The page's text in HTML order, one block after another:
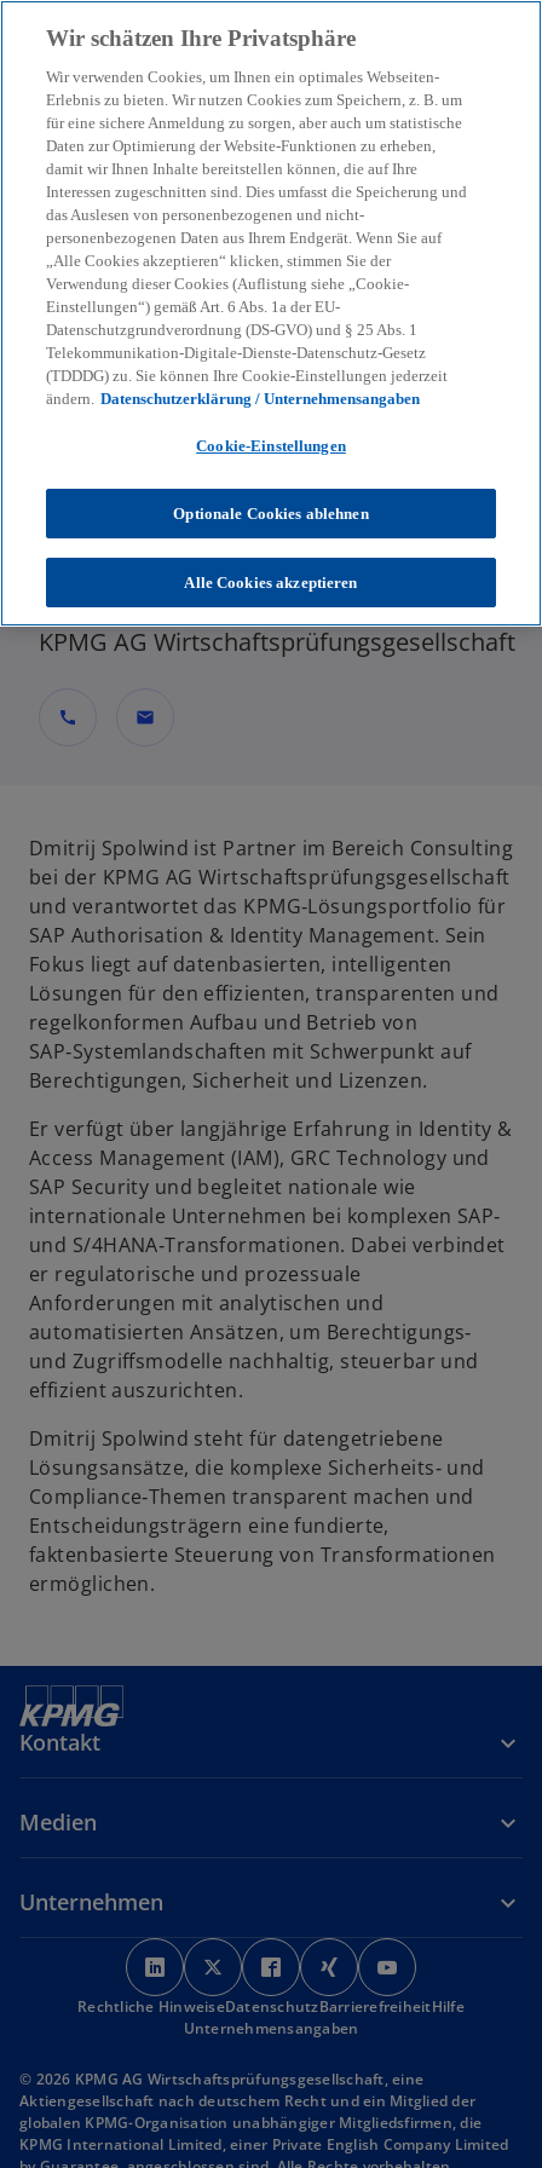
menu search
Dmitrij Spolwind
Partner, Consulting, Lighthouse Germany -
AI & Data Solutions
KPMG AG Wirtschaftsprüfungsgesellschaft
call mail
Dmitrij Spolwind ist Partner im Bereich Consulting
bei der KPMG AG Wirtschaftsprüfungsgesellschaft
und verantwortet das KPMG‑Lösungsportfolio für
SAP Authorisation & Identity Management. Sein
Fokus liegt auf datenbasierten, intelligenten
Lösungen für den effizienten, transparenten und
regelkonformen Aufbau und Betrieb von
SAP‑Systemlandschaften mit Schwerpunkt auf
Berechtigungen, Sicherheit und Lizenzen.
Er verfügt über langjährige Erfahrung in Identity &
Access Management (IAM), GRC Technology und
SAP Security und begleitet nationale wie
internationale Unternehmen bei komplexen SAP‑
und S/4HANA‑Transformationen. Dabei verbindet
er regulatorische und prozessuale
Anforderungen mit analytischen und
automatisierten Ansätzen, um Berechtigungs‑
und Zugriffsmodelle nachhaltig, steuerbar und
effizient auszurichten.
Dmitrij Spolwind steht für datengetriebene
Lösungsansätze, die komplexe Sicherheits‑ und
Compliance‑Themen transparent machen und
Entscheidungsträgern eine fundierte,
faktenbasierte Steuerung von Transformationen
ermöglichen.
Kontakt
Medien
Unternehmen
w
i
r
d
n
e
i
w
i
r
d
n
e
i
w
i
r
d
n
e
i
w
i
r
i
n
e
i
i
r
n
e
i
Rechtliche HinweiseDatenschutzBarrierefreiheitHilfe
Unternehmensangaben
© 2026 KPMG AG Wirtschaftsprüfungsgesellschaft, eine
Aktiengesellschaft nach deutschem Recht und ein Mitglied der
globalen KPMG-Organisation unabhängiger Mitgliedsfirmen, die
KPMG International Limited, einer Private English Company Limited
Wir schätzen Ihre Privatsphäre
Wir verwenden Cookies, um Ihnen ein optimales Webseiten-
Erlebnis zu bieten. Wir nutzen Cookies zum Speichern, z. B. um
für eine sichere Anmeldung zu sorgen, aber auch um statistische
Daten zur Optimierung der Website-Funktionen zu erheben,
damit wir Ihnen Inhalte bereitstellen können, die auf Ihre
Interessen zugeschnitten sind. Dies umfasst die Speicherung und
das Auslesen von personenbezogenen und nicht-
personenbezogenen Daten aus Ihrem Endgerät. Wenn Sie auf
„Alle Cookies akzeptieren“ klicken, stimmen Sie der
Verwendung dieser Cookies (Auflistung siehe „Cookie-
Einstellungen“) gemäß Art. 6 Abs. 1a der EU-
Datenschutzgrundverordnung (DS-GVO) und § 25 Abs. 1
Telekommunikation-Digitale-Dienste-Datenschutz-Gesetz
(TDDDG) zu. Sie können Ihre Cookie-Einstellungen jederzeit
ändern. Datenschutzerklärung / Unternehmensangaben
Cookie-Einstellungen
Optionale Cookies ablehnen
Alle Cookies akzeptieren